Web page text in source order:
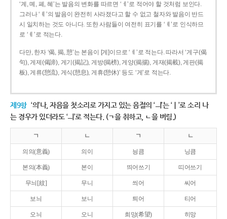
‘계, 몌, 폐, 혜’는 발음의 변화를 따르면 ‘ㅔ’로 적어야 할 것처럼 보인다.
그러나 ‘ㅖ’의 발음이 완전히 사라졌다고 할 수 없고 철자와 발음이 반드
시 일치하는 것도 아니다. 또한 사람들이 여전히 표기를 ‘ㅖ’로 인식하므
로 ‘ㅖ’로 적는다.
다만, 한자 ‘偈, 揭, 憩’는 본음이 [게]이므로 ‘ㅔ’로 적는다. 따라서 ‘게구(偈
句), 게제(偈諦), 게기(揭記), 게방(揭榜), 게양(揭揚), 게재(揭載), 게판(揭
板), 게류(憩流), 게식(憩息), 게휴(憩休)’ 등도 ‘게’로 적는다.
제9항 ‘의’나, 자음을 첫소리로 가지고 있는 음절의 ‘ㅢ’는 ‘ㅣ’로 소리 나
는 경우가 있더라도 ‘ㅢ’로 적는다. (ㄱ을 취하고, ㄴ을 버림.)
ㄱ ㄴ ㄱ ㄴ
의의(意義) 의이 닁큼 닝큼
본의(本義) 본이 띄어쓰기 띠어쓰기
무늬[紋] 무니 씌어 씨어
보늬 보니 틔어 티어
오늬 오니 희망(希望) 히망